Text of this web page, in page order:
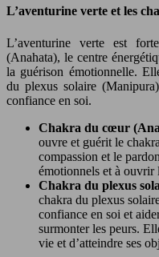
L’aventurine verte et les
L’aventurine verte est
(Anahata), le centre
la guérison émotionnelle.
du plexus solaire
confiance en soi.
Chakra du cœur
ouvre et guérit le
compassion et le
émotionnels et à ouvrir
Chakra du plexus
chakra du plexus
confiance en soi et
surmonter les peurs.
vie et d’atteindre ses